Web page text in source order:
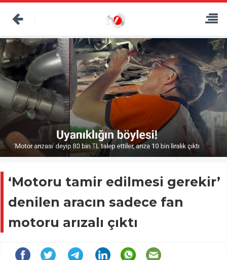
‘Motoru tamir edilmesi gerekir’
denilen aracın sadece fan
motoru arızalı çıktı